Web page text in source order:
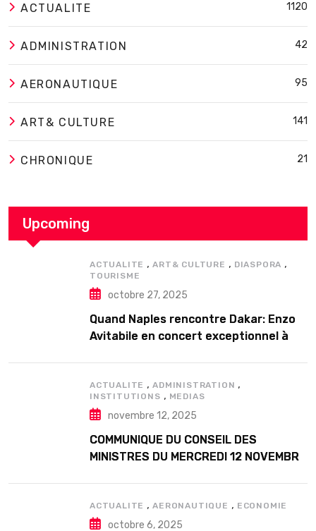
ACTUALITE 1120
ADMINISTRATION 42
AERONAUTIQUE 95
ART& CULTURE 141
CHRONIQUE 21
Upcoming
ACTUALITE ,ART& CULTURE , DIASPORA ,
TOURISME
octobre 27, 2025
Quand Naples rencontre Dakar: Enzo
Avitabile en concert exceptionnel à
ACTUALITE ,ADMINISTRATION ,
INSTITUTIONS , MEDIAS
novembre 12, 2025
COMMUNIQUE DU CONSEIL DES
MINISTRES DU MERCREDI 12 NOVEMBRE
ACTUALITE ,AERONAUTIQUE , ECONOMIE
octobre 6, 2025